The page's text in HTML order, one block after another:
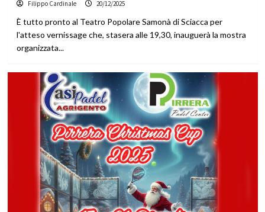
Filippo Cardinale 20/12/2025
È tutto pronto al Teatro Popolare Samonà di Sciacca per
l'atteso vernissage che, stasera alle 19,30, inauguerà la mostra
organizzata...